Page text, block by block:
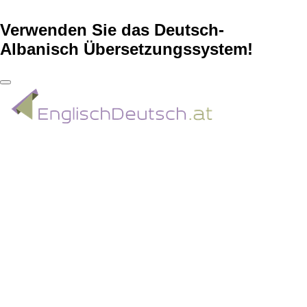
Verwenden Sie das Deutsch-
Albanisch Übersetzungssystem!